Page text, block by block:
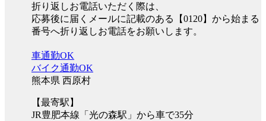
折り返しお電話いただく際は、
応募後に届くメールに記載のある【0120】から始まる
番号へ折り返しお電話をお願いします。
車通勤OK
バイク通勤OK
熊本県 西原村
【最寄駅】
JR豊肥本線「光の森駅」から車で35分